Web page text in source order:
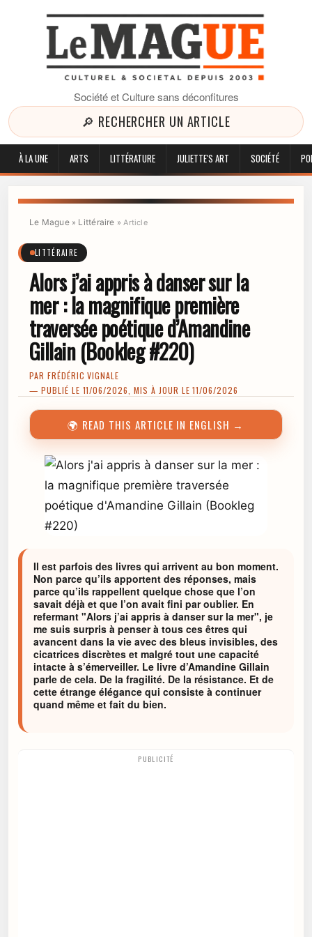
Société et Culture sans déconfitures
🔎 RECHERCHER UN ARTICLE
À LA UNE ARTS LITTÉRATURE JULIETTE'S ART SOCIÉTÉ
Le Mague» Littéraire »Article
LITTÉRAIRE
Alors j’ai appris à danser sur la
mer : la magnifique première
traversée poétique d’Amandine
Gillain (Bookleg #220)
PAR FRÉDÉRIC VIGNALE
— PUBLIÉ LE 11/06/2026, MIS À JOUR LE 11/06/2026
🌍 READ THIS ARTICLE IN ENGLISH →
Il est parfois des livres qui arrivent au bon moment.
Non parce qu’ils apportent des réponses, mais
parce qu’ils rappellent quelque chose que l’on
savait déjà et que l’on avait fini par oublier. En
refermant "Alors j’ai appris à danser sur la mer", je
me suis surpris à penser à tous ces êtres qui
avancent dans la vie avec des bleus invisibles, des
cicatrices discrètes et malgré tout une capacité
intacte à s’émerveiller. Le livre d’Amandine Gillain
parle de cela. De la fragilité. De la résistance. Et de
cette étrange élégance qui consiste à continuer
quand même et fait du bien.
PUBLICITÉ